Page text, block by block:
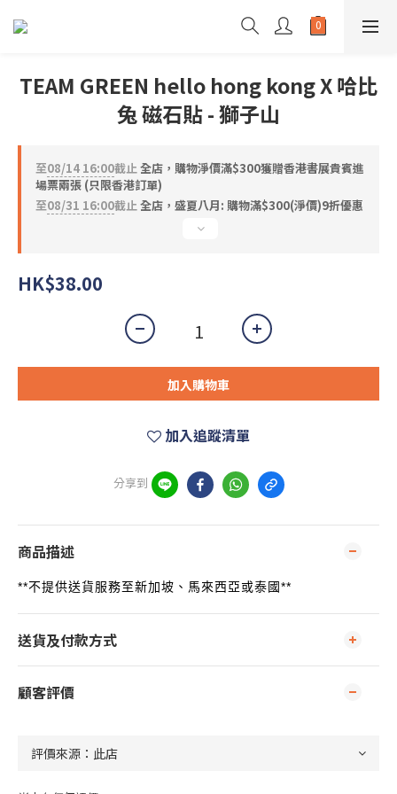
TEAM GREEN hello hong kong X 哈比
兔 磁石貼 - 獅子山
至08/14 16:00截止全店，購物淨價滿$300獲贈香港書展貴賓進
場票兩張 (只限香港訂單)
至08/31 16:00截止全店，盛夏八月: 購物滿$300(淨價)9折優惠
HK$38.00
加入購物車
加入追蹤清單
分享到
商品描述
**不提供送貨服務至新加坡、馬來西亞或泰國 **
送貨及付款方式
顧客評價